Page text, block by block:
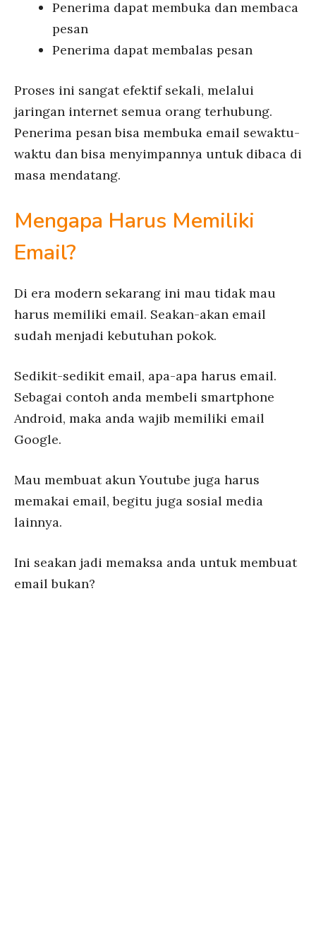
Penerima dapat membuka dan membaca
pesan
Penerima dapat membalas pesan
Proses ini sangat efektif sekali, melalui
jaringan internet semua orang terhubung.
Penerima pesan bisa membuka email sewaktu-
waktu dan bisa menyimpannya untuk dibaca di
masa mendatang.
Mengapa Harus Memiliki
Email?
Di era modern sekarang ini mau tidak mau
harus memiliki email. Seakan-akan email
sudah menjadi kebutuhan pokok.
Sedikit-sedikit email, apa-apa harus email.
Sebagai contoh anda membeli smartphone
Android, maka anda wajib memiliki email
Google.
Mau membuat akun Youtube juga harus
memakai email, begitu juga sosial media
lainnya.
Ini seakan jadi memaksa anda untuk membuat
email bukan?